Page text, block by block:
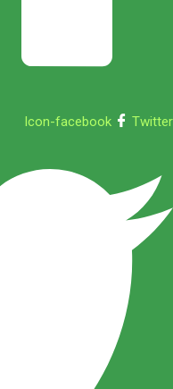
Icon-facebook Twitter